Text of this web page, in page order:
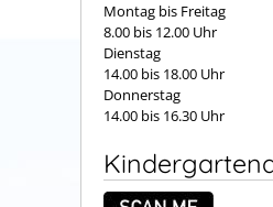
Montag bis Freitag
8.00 bis 12.00 Uhr
Dienstag
14.00 bis 18.00 Uhr
Donnerstag
14.00 bis 16.30 Uhr